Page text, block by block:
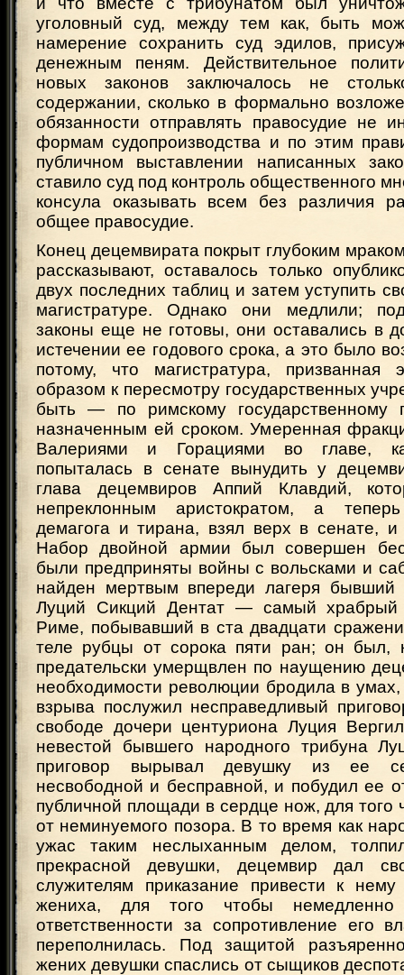
уголовный суд, между тем как, быть
намерение сохранить суд эдилов,
денежным пеням. Действительное
новых законов заключалось не
содержании, сколько в формально
обязанности отправлять правосудие не
формам судопроизводства и по этим
публичном выставлении написанных
ставило суд под контроль общественного
консула оказывать всем без различия
общее правосудие.
Конец децемвирата покрыт глубоким
рассказывают, оставалось только
двух последних таблиц и затем уступить
магистратуре. Однако они медлили;
законы еще не готовы, они оставались в
истечении ее годового срока, а это было
потому, что магистратура, призванная
образом к пересмотру государственных
быть — по римскому государственному
назначенным ей сроком. Умеренная
Валериями и Горациями во главе,
попыталась в сенате вынудить у
глава децемвиров Аппий Клавдий,
непреклонным аристократом, а
демагога и тирана, взял верх в сенате, и
Набор двойной армии был совершен
были предприняты войны с вольсками и
найден мертвым впереди лагеря бывший
Луций Сикций Дентат — самый храбрый
Риме, побывавший в ста двадцати
теле рубцы от сорока пяти ран; он был,
предательски умерщвлен по наущению
необходимости революции бродила в
взрыва послужил несправедливый
свободе дочери центуриона Луция
невестой бывшего народного трибуна
приговор вырывал девушку из ее
несвободной и бесправной, и побудил ее
публичной площади в сердце нож, для того
от неминуемого позора. В то время как
ужас таким неслыханным делом,
прекрасной девушки, децемвир дал
служителям приказание привести к
жениха, для того чтобы немедленно
ответственности за сопротивление его
переполнилась. Под защитой
жених девушки спаслись от сыщиков